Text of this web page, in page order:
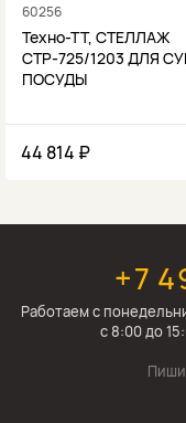
60256
Техно-ТТ, СТЕЛЛАЖ
СТР-725/1203 ДЛЯ
ПОСУДЫ
44 814 ₽
+7
Работаем c
с 8:00 до